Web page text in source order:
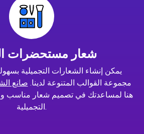
شعار مستحضرات
يمكن إنشاء الشعارات التجميلية
مجموعة القوالب المتنوعة لدينا. صانع
هنا لمساعدتك في تصميم شعار مناسب
التجميلية.